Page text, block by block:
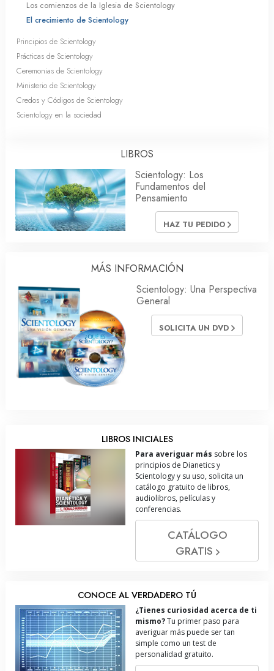
Los comienzos de la Iglesia de Scientology
El crecimiento de Scientology
Principios de Scientology
Prácticas de Scientology
Ceremonias de Scientology
Ministerio de Scientology
Credos y Códigos de Scientology
Scientology en la sociedad
LIBROS
Scientology: Los
Fundamentos del
Pensamiento
HAZ TU PEDIDO
MÁS INFORMACIÓN
Scientology: Una Perspectiva
General
SOLICITA UN DVD
LIBROS INICIALES
Para averiguar más sobre los
principios de Dianetics y
Scientology y su uso, solicita un
catálogo gratuito de libros,
audiolibros, películas y
conferencias.
CATÁLOGO
GRATIS
CONOCE AL VERDADERO TÚ
¿Tienes curiosidad acerca de ti
mismo?Tu primer paso para
averiguar más puede ser tan
simple como un test de
personalidad gratuito.